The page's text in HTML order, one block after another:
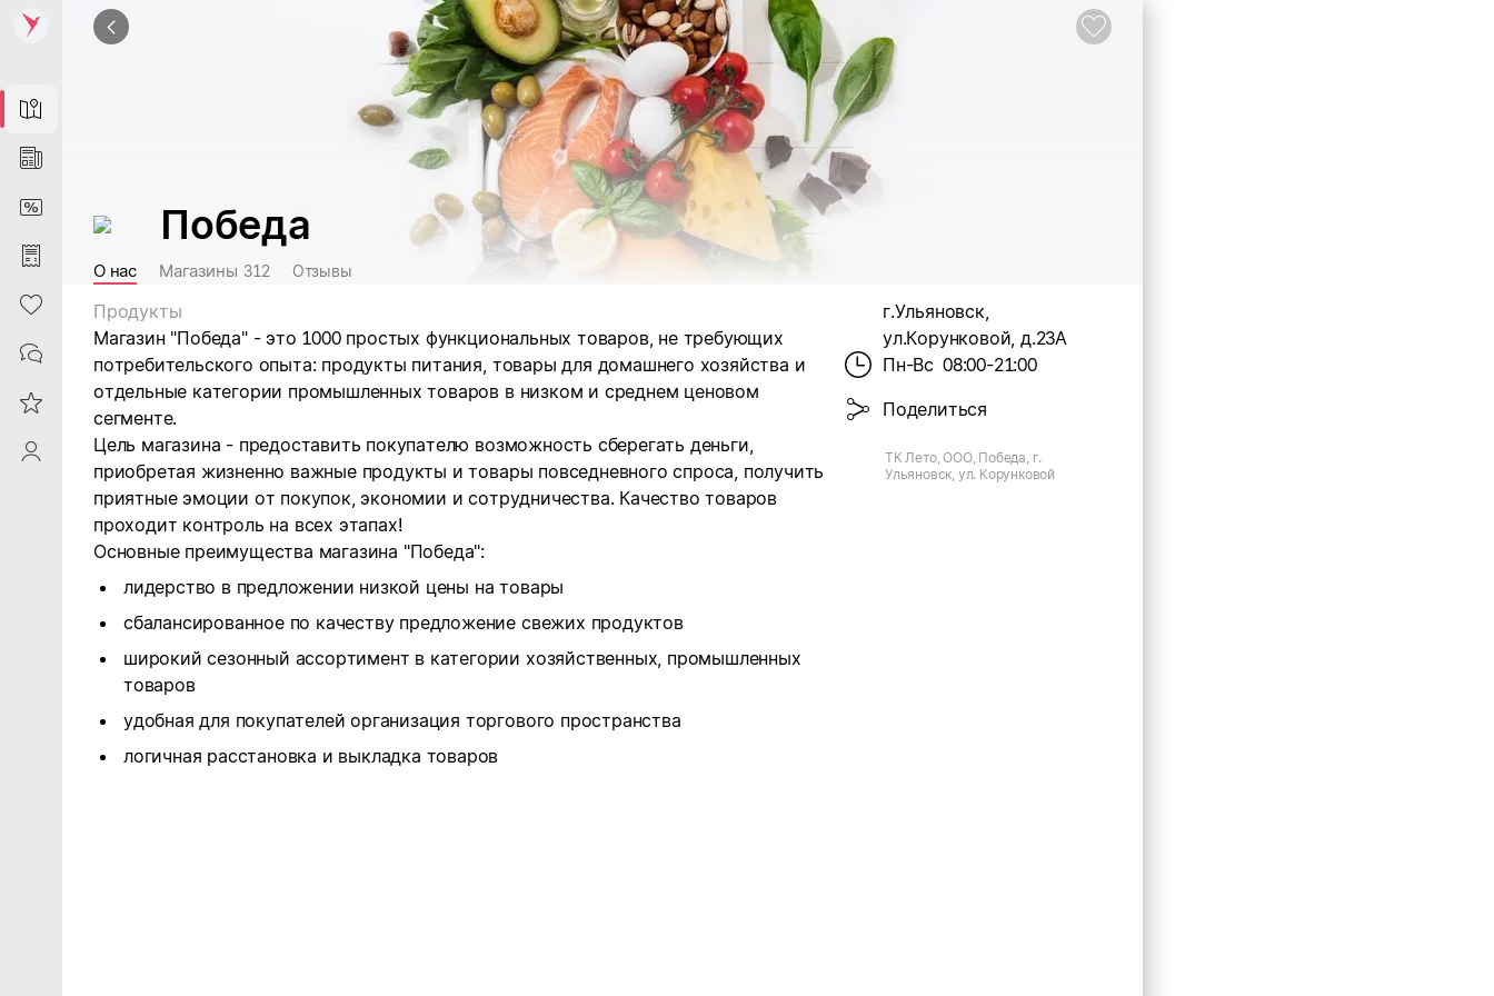
Map
News
DiscountCard
Purchases
Heart
Contacts
Reviews
ProfileSaby
Победа
О нас Магазины 312 Отзывы
Продукты
Магазин "Победа" - это 1000 простых функциональных товаров, не требующих
потребительского опыта: продукты питания, товары для домашнего хозяйства и
отдельные категории промышленных товаров в низком и среднем ценовом
сегменте.
Цель магазина - предоставить покупателю возможность сберегать деньги,
приобретая жизненно важные продукты и товары повседневного спроса, получить
приятные эмоции от покупок, экономии и сотрудничества. Качество товаров
проходит контроль на всех этапах!
Основные преимущества магазина "Победа":
лидерство в предложении низкой цены на товары
сбалансированное по качеству предложение свежих продуктов
широкий сезонный ассортимент в категории хозяйственных, промышленных
товаров
удобная для покупателей организация торгового пространства
логичная расстановка и выкладка товаров
г.Ульяновск,
ул.Корунковой, д.23А
Пн-Вс 08:00-21:00
Поделиться
ТК Лето, ООО, Победа, г.
Ульяновск, ул. Корунковой